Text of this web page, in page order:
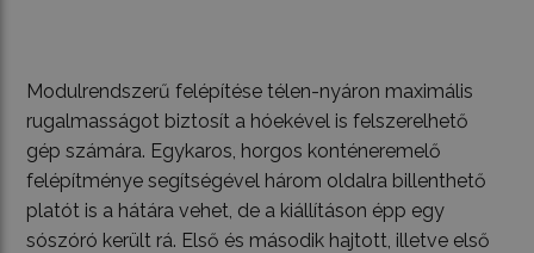
Modulrendszerű felépítése télen-nyáron maximális
rugalmasságot biztosít a hóekével is felszerelhető
gép számára. Egykaros, horgos konténeremelő
felépítménye segítségével három oldalra billenthető
platót is a hátára vehet, de a kiállításon épp egy
sószóró került rá. Első és második hajtott, illetve első